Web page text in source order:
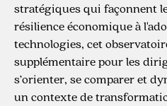
stratégiques qui façonnent
résilience économique à
technologies, cet
supplémentaire pour les
s’orienter, se comparer et
un contexte de